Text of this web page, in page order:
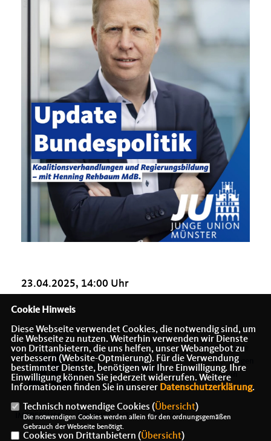
23.04.2025, 14:00 Uhr
Webseite
der Jungen
Union
Münster
IMPRESSUM DATENSCHUTZ KONTAKT
Cookie Hinweis
Diese Webseite verwendet Cookies, die notwendig sind, um
die Webseite zu nutzen. Weiterhin verwenden wir Dienste
von Drittanbietern, die uns helfen, unser Webangebot zu
verbessern (Website-Optmierung). Für die Verwendung
bestimmter Dienste, benötigen wir Ihre Einwilligung. Ihre
Einwilligung können Sie jederzeit widerrufen. Weitere
Informationen finden Sie in unserer Datenschutzerklärung.
Technisch notwendige Cookies (Übersicht)
Die notwendigen Cookies werden allein für den ordnungsgemäßen
Gebrauch der Webseite benötigt.
Cookies von Drittanbietern (Übersicht)